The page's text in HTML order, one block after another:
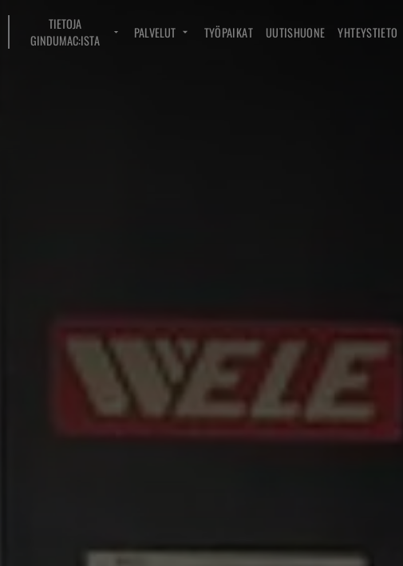
TIETOJA
GINDUMAC:ISTA
PALVELUT TYÖPAIKAT UUTISHUONE YHTEYSTIETO